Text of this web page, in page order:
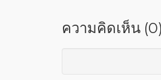
ความคิดเห็น (0)